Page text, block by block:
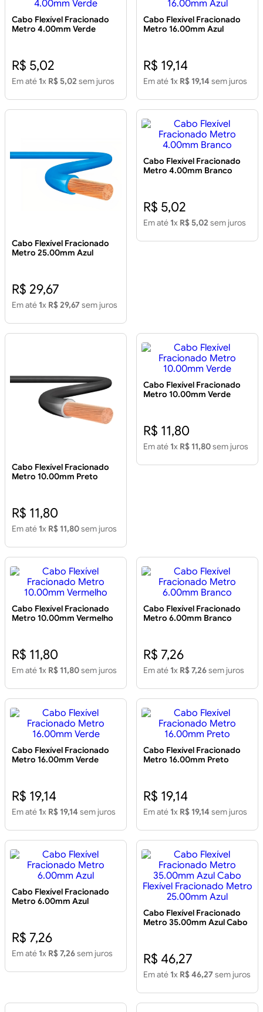
Cabo Flexível Fracionado
Metro 4.00mm Verde
R$ 5,02
Em até 1x R$ 5,02 sem juros
Cabo Flexível Fracionado
Metro 16.00mm Azul
R$ 19,14
Em até 1x R$ 19,14 sem juros
Cabo Flexível Fracionado
Metro 25.00mm Azul
R$ 29,67
Em até 1x R$ 29,67 sem juros
Cabo Flexível Fracionado
Metro 4.00mm Branco
R$ 5,02
Em até 1x R$ 5,02 sem juros
Cabo Flexível Fracionado
Metro 10.00mm Preto
R$ 11,80
Em até 1x R$ 11,80sem juros
Cabo Flexível Fracionado
Metro 10.00mm Verde
R$ 11,80
Em até 1x R$ 11,80sem juros
Cabo Flexível Fracionado
Metro 10.00mm Vermelho
R$ 11,80
Em até 1x R$ 11,80sem juros
Cabo Flexível Fracionado
Metro 6.00mm Branco
R$ 7,26
Em até 1x R$ 7,26sem juros
Cabo Flexível Fracionado
Metro 16.00mm Verde
R$ 19,14
Em até 1x R$ 19,14 sem juros
Cabo Flexível Fracionado
Metro 16.00mm Preto
R$ 19,14
Em até 1x R$ 19,14 sem juros
Cabo Flexível Fracionado
Metro 6.00mm Azul
R$ 7,26
Em até 1x R$ 7,26sem juros
Cabo Flexível Fracionado
Metro 35.00mm Azul Cabo
R$ 46,27
Em até 1x R$ 46,27 sem juros